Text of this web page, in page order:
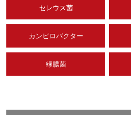
セレウス菌
カンピロバクター
緑膿菌